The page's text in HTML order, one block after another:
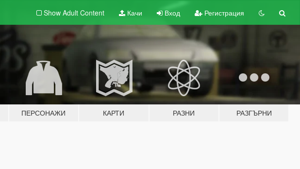
Show Adult Content Качи Вход Регистрация
ПЕРСОНАЖИ КАРТИ РАЗНИ РАЗГЪРНИ